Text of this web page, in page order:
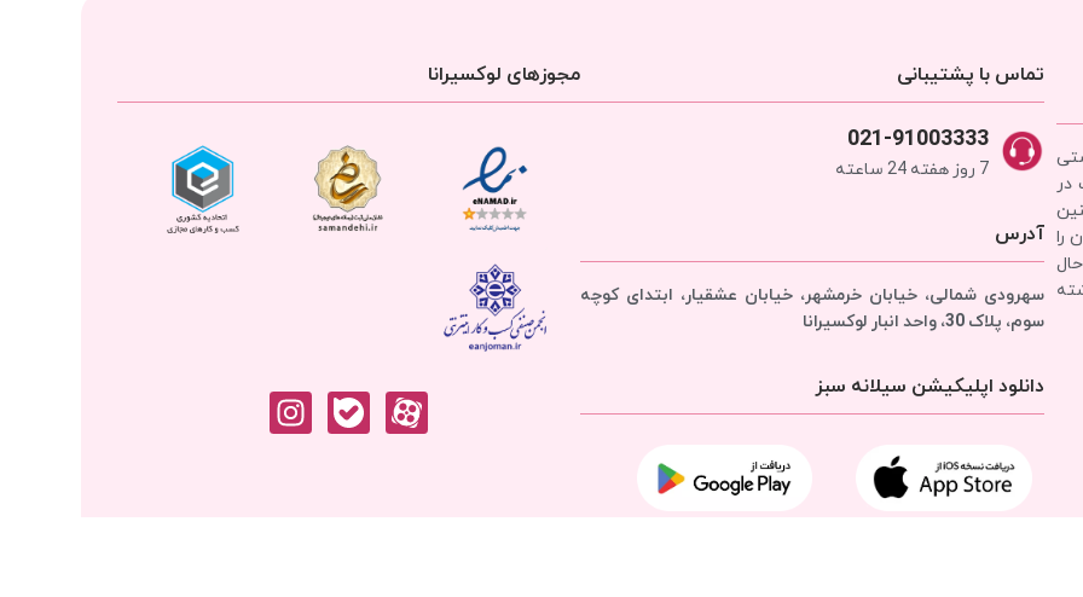
در
را
تماس با پشتیبانی
021-91003333
7 روز هفته 24 ساعته
آدرس
سهرودی شمالی، خیابان خرمشهر، خیابان عشقیار، ابتدای کوچه
سوم، پلاک 30، واحد انبار
لوکسیرانا
دانلود اپلیکیشن سیلانه سبز
مجوزهای لوکسیرانا